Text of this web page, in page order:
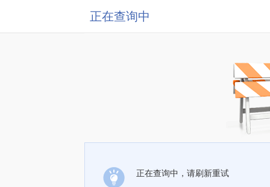
正在查询中
正在查询中，请刷新重试